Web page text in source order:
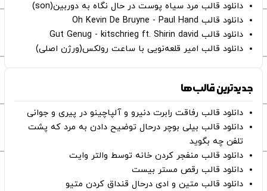
دانلود قالب مرد سیاه پوست در حال نگاه به دوربین(son)
دانلود قالب Oh Kevin De Bruyne - Paul Hand
دانلود قالب Gut Genug - kitschrieg ft. Shirin david
دانلود قالب امیر قلعه‌نویی با ساعت رولکس(ورژن اصلی)
جدیدترین قالب‌ها
دانلود قالب رفاقت رابرت دنیرو و آلپاچینو در پیری و جوانی
دانلود قالب بیلی بوچر درحال توضیح دادن به مرد که پشت
تلفن چه بگوید
دانلود قالب منفجر کردن خانه توسط والتر وایت
دانلود قالب رقص مستر بیست
دانلود قالب متین و ادی درحال قنداق کردن متیو